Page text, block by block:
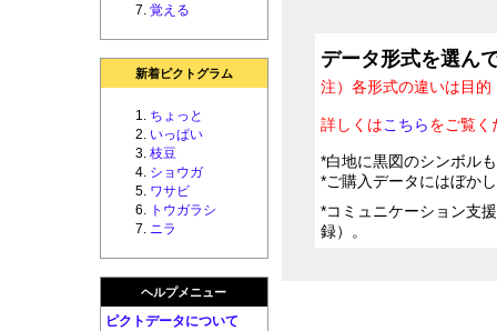
覚える
新着ピクトグラム
ちょっと
いっぱい
枝豆
ショウガ
ワサビ
トウガラシ
ニラ
ヘルプメニュー
ピクトデータについて
データ形式を選ん
注）各形式の違いは目
詳しくはこちらをご覧く
*白地に黒図のシンボル
*ご購入データにはぼか
*コミュニケーション支
録）。